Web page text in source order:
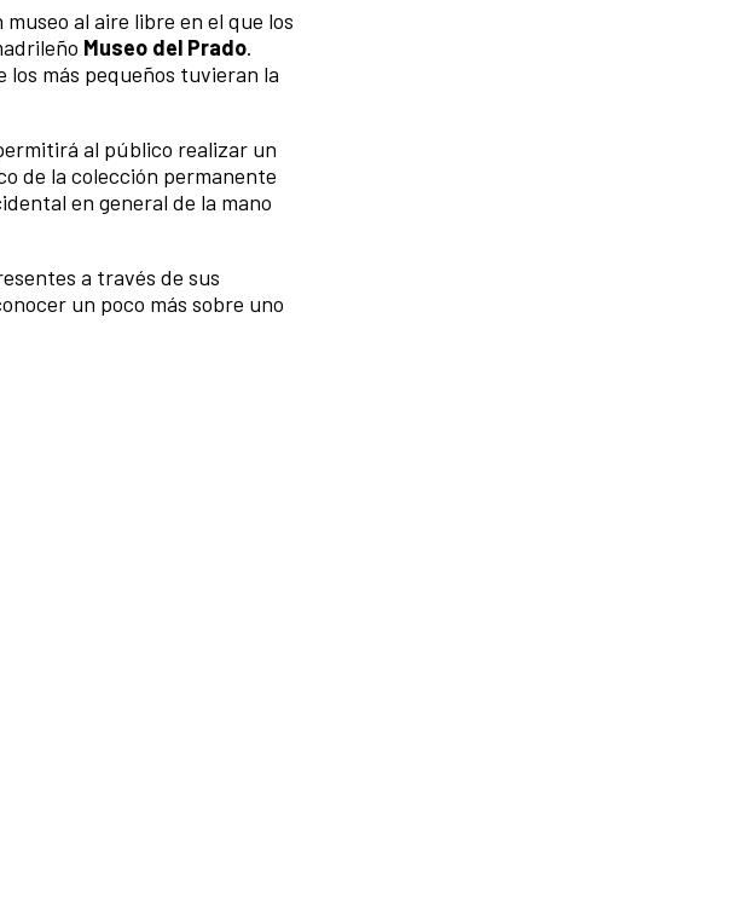
al aire libre en el que los
Museo del Prado.
los más pequeños tuvieran la
al público realizar un
de la colección permanente
en general de la mano
a través de sus
un poco más sobre uno